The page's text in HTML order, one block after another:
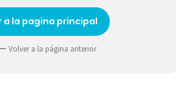
a la pagina principal
Volver a la página anterior